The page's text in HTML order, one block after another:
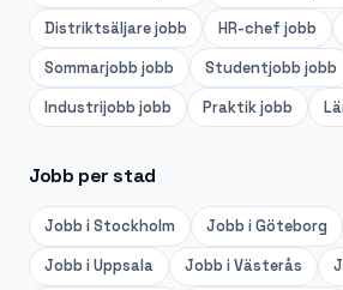
Distriktsäljarejobb HR-chef jobb
Sommarjobb jobb Studentjobb jobb
Industrijobb jobb Praktikjobb
Jobb per stad
Jobb iStockholm Jobb iGöteborg
Jobb iUppsala Jobb iVästerås